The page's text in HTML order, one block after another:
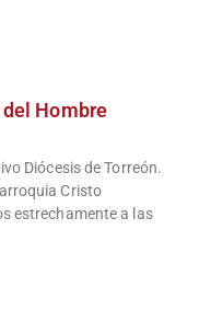
Hombre
Diócesis de Torreón.
Cristo
estrechamente a las